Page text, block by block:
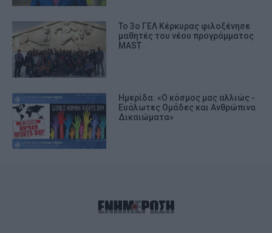
Το 3ο ΓΕΛ Κέρκυρας φιλοξένησε
μαθητές του νέου προγράμματος
MAST
Ημερίδα: «Ο κόσμος μας αλλιώς -
Ευάλωτες Ομάδες και Ανθρώπινα
Δικαιώματα»